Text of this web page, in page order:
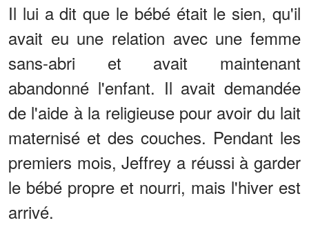
Il lui a dit que le bébé était le sien, qu'il
avait eu une relation avec une femme
sans-abri et avait maintenant
abandonné l'enfant. Il avait demandée
de l'aide à la religieuse pour avoir du lait
maternisé et des couches. Pendant les
premiers mois, Jeffrey a réussi à garder
le bébé propre et nourri, mais l'hiver est
arrivé.